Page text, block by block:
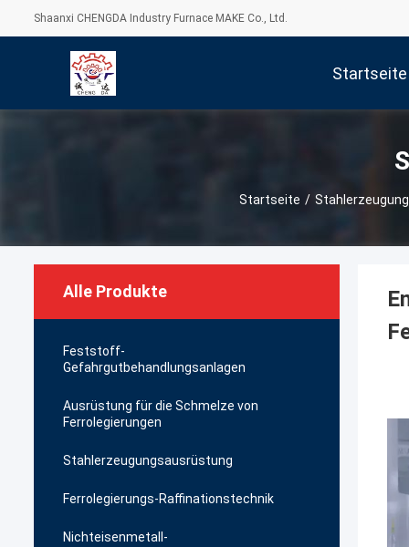
Shaanxi CHENGDA Industry Furnace MAKE Co., Ltd.
Startseite
Startseite /
Alle Produkte
Feststoff-
Gefahrgutbehandlungsanlagen
Ausrüstung für die Schmelze von
Ferrolegierungen
Stahlerzeugungsausrüstung
Ferrolegierungs-Raffinationstechnik
Nichteisenmetall-